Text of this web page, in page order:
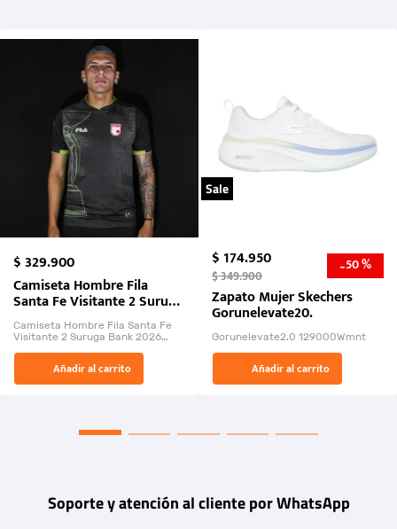
$329.900
Camiseta Hombre Fila
Santa Fe Visitante 2 Suruga
Bank 2026
Camiseta Hombre Fila Santa Fe
Visitante 2 Suruga Bank 2026
El Rugido del Sol Naciente:
“Primeros para la Et...
Añadir al carrito
Sale
$174.950
$349.900 -50 %
Zapato Mujer Skechers
Gorunelevate20.
Gorunelevate2.0 129000Wmnt
Añadir al carrito
Soporte y atención al cliente por WhatsApp